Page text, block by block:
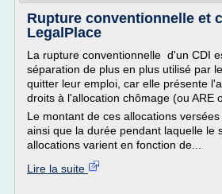
Rupture conventionnelle et
LegalPlace
La rupture conventionnelle d'un CDI
séparation de plus en plus utilisé par
quitter leur emploi, car elle présente
droits à l'allocation chômage (ou ARE
Le montant de ces allocations versées
ainsi que la durée pendant laquelle le
allocations varient en fonction de...
Lire la suite